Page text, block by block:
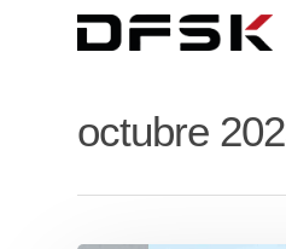
octubre